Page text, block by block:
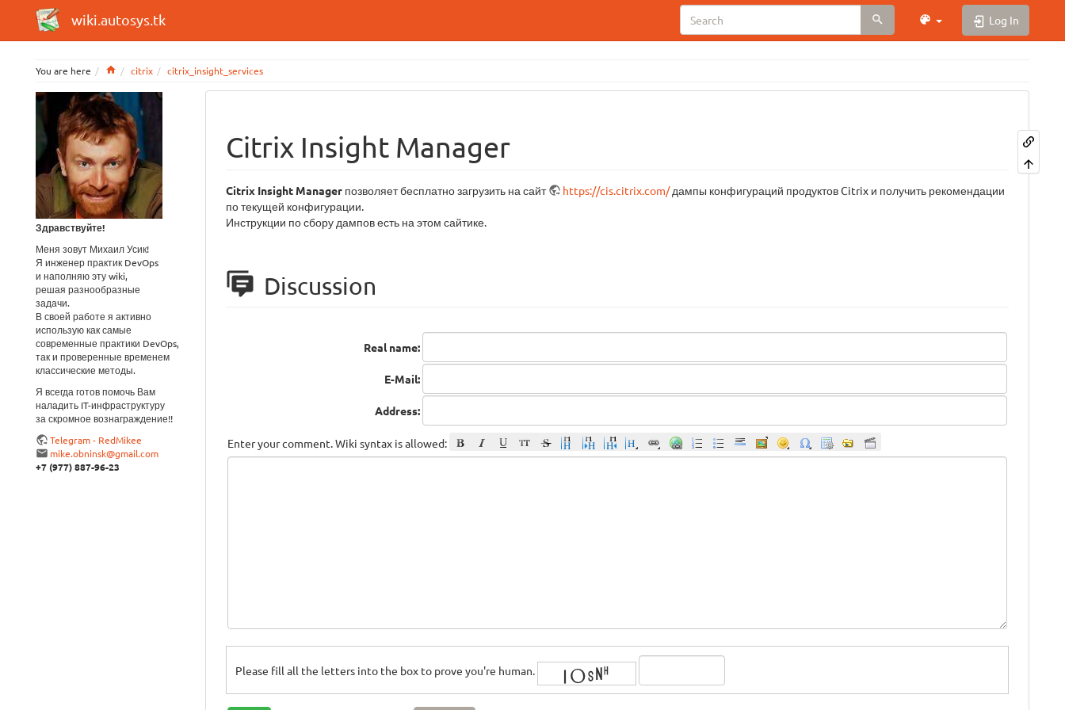
wiki.autosys.tk Log In
You are here Homecitrix citrix_insight_services
Здравствуйте!
Меня зовут Михаил Усик!
Я инженер практик DevOps
и наполняю эту wiki,
решая разнообразные
задачи.
В своей работе я активно
использую как самые
современные практики DevOps,
так и проверенные временем
классические методы.
Я всегда готов помочь Вам
наладить IT-инфраструктуру
за скромное вознаграждение!!
Telegram - RedMikee
mike.obninsk@gmail.com
+7 (977) 887-96-23
Citrix Insight Manager
Citrix Insight Manager позволяет бесплатно загрузить на сайт https://cis.citrix.com/дампы конфигураций продуктов Citrix и получить рекомендации
по текущей конфигурации.
Инструкции по сбору дампов есть на этом сайтике.
Discussion
Real name:
E-Mail:
Address:
Enter your comment. Wiki syntax is allowed:
Please fill all the letters into the box to prove you're human.